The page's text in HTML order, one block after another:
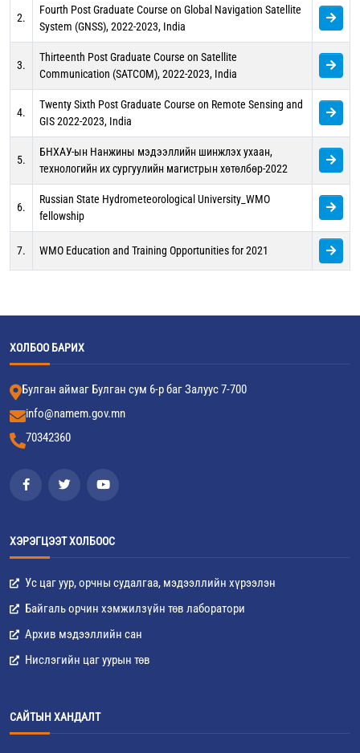
2.
Fourth Post Graduate Course on Global Navigation Satellite
System (GNSS), 2022-2023, India
3.
Thirteenth Post Graduate Course on Satellite
Communication (SATCOM), 2022-2023, India
4.
Twenty Sixth Post Graduate Course on Remote Sensing and
GIS 2022-2023, India
5.
БНХАУ-ын Нанжины мэдээллийн шинжлэх ухаан,
технологийн их сургуулийн магистрын хөтөлбөр-2022
6.
Russian State Hydrometeorological University_WMO
fellowship
7. WMO Education and Training Opportunities for 2021
ХОЛБОО БАРИХ
Булган аймаг Булган сум 6-р баг Залуус 7-700
info@namem.gov.mn
70342360
ХЭРЭГЦЭЭТ ХОЛБООС
Ус цаг уур, орчны судалгаа, мэдээллийн хүрээлэн
Байгаль орчин хэмжилзүйн төв лаборатори
Архив мэдээллийн сан
Нислэгийн цаг уурын төв
САЙТЫН ХАНДАЛТ